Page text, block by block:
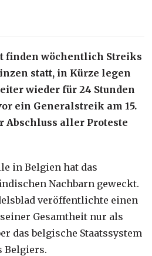
finden wöchentlich Streiks
statt, in Kürze legen
wieder für 24 Stunden
ein Generalstreik am 15.
Abschluss aller Proteste
in Belgien hat das
Nachbarn geweckt.
veröffentlichte einen
Gesamtheit nur als
das belgische Staatssystem
Belgiers.